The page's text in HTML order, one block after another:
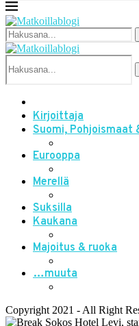
Kirjoittaja
Suomi, Pohjoismaat
Eurooppa
Merellä
Suksilla
Kaukana
Majoitus & ruoka
…muuta
Copyright 2021 - All Right